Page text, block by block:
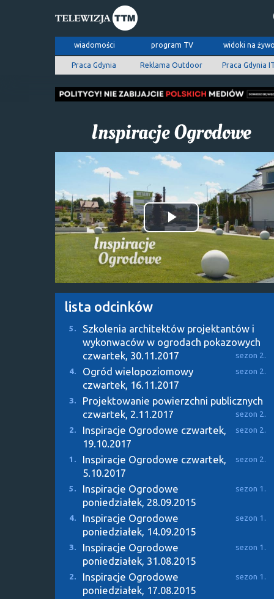
wiadomości program TV widoki na
Praca Gdynia Reklama Outdoor Praca Gdynia
Odtwórz
wideo
lista odcinków
5.
Szkolenia architektów projektantów i
wykonwaców w ogrodach pokazowych
sezon 2.
czwartek, 30.11.2017
4. Ogród wielopoziomowy sezon 2.
czwartek, 16.11.2017
3. Projektowanie powierzchni publicznych
sezon 2.
czwartek, 2.11.2017
2. Inspiracje Ogrodowe sezon 2.
czwartek,
19.10.2017
1. Inspiracje Ogrodowe sezon 2.
czwartek,
5.10.2017
5. Inspiracje Ogrodowe sezon 1.
poniedziałek, 28.09.2015
4. Inspiracje Ogrodowe sezon 1.
poniedziałek, 14.09.2015
3. Inspiracje Ogrodowe sezon 1.
poniedziałek, 31.08.2015
2. Inspiracje Ogrodowe sezon 1.
poniedziałek, 17.08.2015